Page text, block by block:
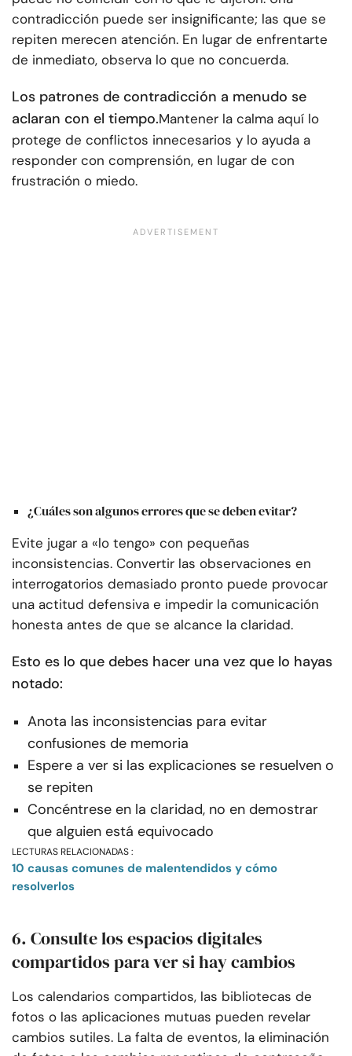
contradicción puede ser insignificante; las que se
repiten merecen atención. En lugar de enfrentarte
de inmediato, observa lo que no concuerda.
Los patrones de contradicción a menudo se
aclaran con el tiempo.Mantener la calma aquí lo
protege de conflictos innecesarios y lo ayuda a
responder con comprensión, en lugar de con
frustración o miedo.
¿Cuáles son algunos errores que se deben evitar?
Evite jugar a «lo tengo» con pequeñas
inconsistencias. Convertir las observaciones en
interrogatorios demasiado pronto puede provocar
una actitud defensiva e impedir la comunicación
honesta antes de que se alcance la claridad.
Esto es lo que debes hacer una vez que lo hayas
notado:
Anota las inconsistencias para evitar
confusiones de memoria
Espere a ver si las explicaciones se resuelven o
se repiten
Concéntrese en la claridad, no en demostrar
que alguien está equivocado
LECTURAS RELACIONADAS :
10 causas comunes de malentendidos y cómo
resolverlos
6. Consulte los espacios digitales
compartidos para ver si hay cambios
Los calendarios compartidos, las bibliotecas de
fotos o las aplicaciones mutuas pueden revelar
cambios sutiles. La falta de eventos, la eliminación